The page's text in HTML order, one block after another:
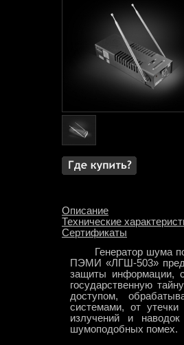
Описание
Технические
Сертификаты
Генератор шума
ПЭМИ «ЛГШ-503»
защиты информации,
государственную
доступом,
системами, от утечки
излучений и
шумоподобных помех.